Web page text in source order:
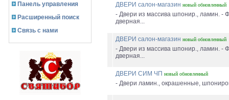
Панель управления
Расширенный поиск
Связь с нами
ДВЕРИ салон-магазин новый обновленный
- Двери из массива шпонир., ламин. -
дверная...
ДВЕРИ салон-магазин новый обновленный
- Двери из массива шпонир., ламин. -
дверная...
ДВЕРИ СИМ ЧП новый обновленный
- Двери ламин., окрашенные,